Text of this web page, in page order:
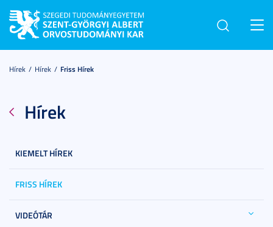
Hírek Hírek Friss Hírek
Hírek
KIEMELT HÍREK
FRISS HÍREK
VIDEÓTÁR